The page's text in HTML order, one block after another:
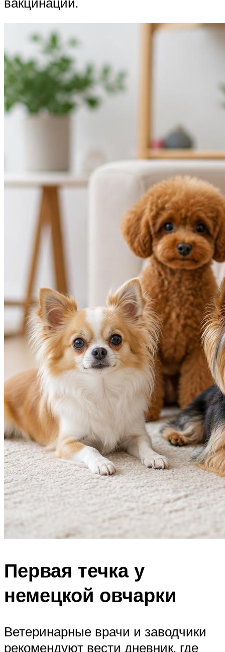
Первая течка у
немецкой овчарки
Ветеринарные врачи и заводчики
рекомендуют вести дневник, где